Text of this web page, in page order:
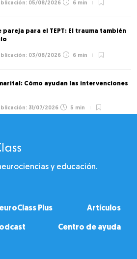
05/08/2026 6 min
pareja para el TEPT: El trauma también
03/08/2026 6 min
Cómo ayudan las intervenciones
31/07/2026 5 min
y educación.
Plus Artículos
Centro de ayuda